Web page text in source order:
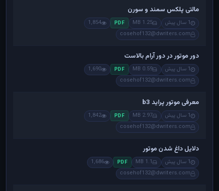
مالتی پلکس سمند و سورن
1 سال پیش 1.25 MB
PDF
1,854
cosehof132@dwriters.com
دور موتور در دور آرام بالاست
1 سال پیش 0.59 MB
PDF
1,690
cosehof132@dwriters.com
معرفی موتور پراید b3
1 سال پیش 2.97 MB
PDF
1,842
cosehof132@dwriters.com
دلایل داغ شدن موتور
1 سال پیش 1.1 MB
PDF
1,686
cosehof132@dwriters.com